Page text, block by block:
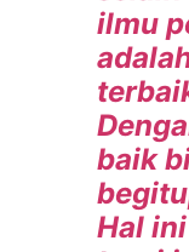
ilmu
baik
Hal